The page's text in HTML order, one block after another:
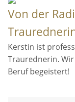
Von der
Kerstin ist
Traurednerin.
Beruf begeistert!